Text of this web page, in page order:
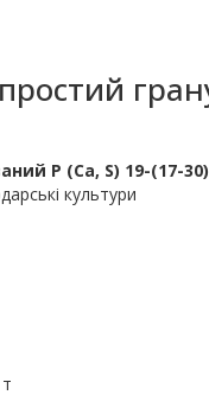
P (Ca, S) 19-(17-30)
культури